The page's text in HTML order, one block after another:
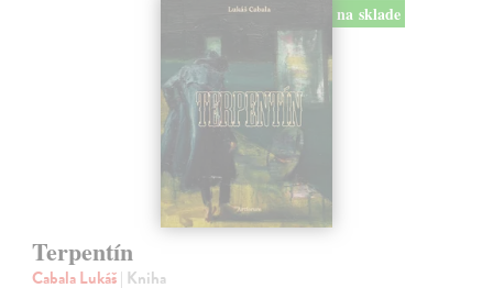
na sklade
Terpentín
Cabala Lukáš| Kniha